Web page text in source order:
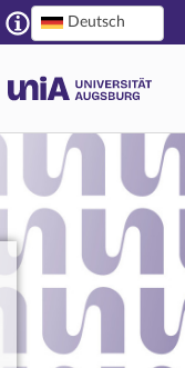
Deutsch